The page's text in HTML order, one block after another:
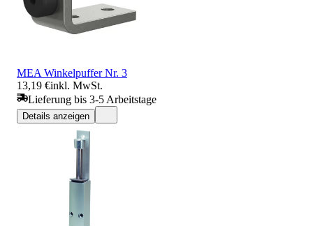
MEA Winkelpuffer Nr. 3
13,19 €inkl. MwSt.
Lieferung bis 3-5 Arbeitstage
Details anzeigen